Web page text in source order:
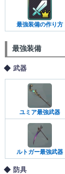
最強装備の作り方
最強装備
武器
ユミア最強武器
ルトガー最強武器
防具